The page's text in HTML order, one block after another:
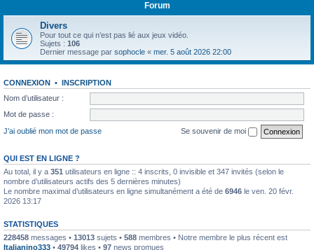
Forum
Divers
Pour tout ce qui n’est pas lié aux jeux vidéo.
Sujets : 106
Dernier message par sophocle « mer. 5 août 2026 22:00
CONNEXION • INSCRIPTION
Nom d’utilisateur :
Mot de passe :
J’ai oublié mon mot de passe
Se souvenir de moi
QUI EST EN LIGNE ?
Au total, il y a 351 utilisateurs en ligne :: 4 inscrits, 0 invisible et 347 invités (selon le
nombre d’utilisateurs actifs des 5 dernières minutes)
Le nombre maximal d’utilisateurs en ligne simultanément a été de 6946 le ven. 20 févr.
2026 13:17
STATISTIQUES
228458 messages • 13013 sujets • 588 membres • Notre membre le plus récent est
Italianino333 • 49794 likes • 97 news promues